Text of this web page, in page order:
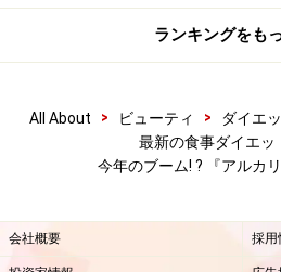
ランキングをも
All About > ビューティ > ダイエ
最新の食事ダイエッ
今年のブーム! ? 『アルカ
会社概要 採用